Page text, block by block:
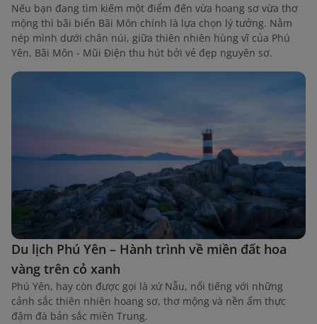
Nếu bạn đang tìm kiếm một điểm đến vừa hoang sơ vừa thơ
mộng thì bãi biển Bãi Môn chính là lựa chọn lý tưởng. Nằm
nép mình dưới chân núi, giữa thiên nhiên hùng vĩ của Phú
Yên, Bãi Môn - Mũi Điện thu hút bởi vẻ đẹp nguyên sơ.
Du lịch Phú Yên – Hành trình về miền đất hoa
vàng trên cỏ xanh
Phú Yên, hay còn được gọi là xứ Nẫu, nổi tiếng với những
cảnh sắc thiên nhiên hoang sơ, thơ mộng và nền ẩm thực
đậm đà bản sắc miền Trung.